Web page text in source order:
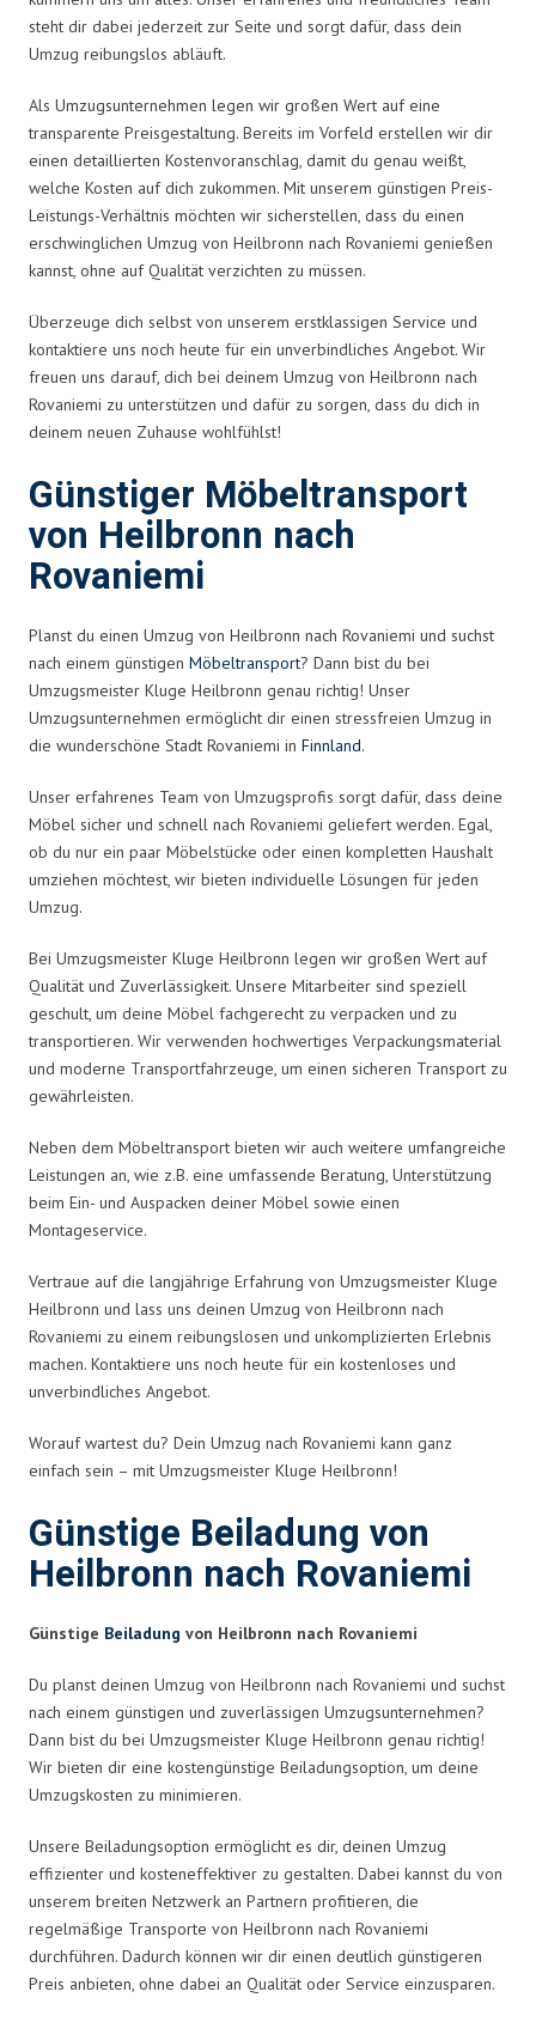
steht dir dabei jederzeit zur Seite und sorgt dafür, dass dein
Umzug reibungslos abläuft.
Als Umzugsunternehmen legen wir großen Wert auf eine
transparente Preisgestaltung. Bereits im Vorfeld erstellen wir dir
einen detaillierten Kostenvoranschlag, damit du genau weißt,
welche Kosten auf dich zukommen. Mit unserem günstigen Preis-
Leistungs-Verhältnis möchten wir sicherstellen, dass du einen
erschwinglichen Umzug von Heilbronn nach Rovaniemi genießen
kannst, ohne auf Qualität verzichten zu müssen.
Überzeuge dich selbst von unserem erstklassigen Service und
kontaktiere uns noch heute für ein unverbindliches Angebot. Wir
freuen uns darauf, dich bei deinem Umzug von Heilbronn nach
Rovaniemi zu unterstützen und dafür zu sorgen, dass du dich in
deinem neuen Zuhause wohlfühlst!
Günstiger Möbeltransport
von Heilbronn nach
Rovaniemi
Planst du einen Umzug von Heilbronn nach Rovaniemi und suchst
nach einem günstigen Möbeltransport? Dann bist du bei
Umzugsmeister Kluge Heilbronn genau richtig! Unser
Umzugsunternehmen ermöglicht dir einen stressfreien Umzug in
die wunderschöne Stadt Rovaniemi in Finnland.
Unser erfahrenes Team von Umzugsprofis sorgt dafür, dass deine
Möbel sicher und schnell nach Rovaniemi geliefert werden. Egal,
ob du nur ein paar Möbelstücke oder einen kompletten Haushalt
umziehen möchtest, wir bieten individuelle Lösungen für jeden
Umzug.
Bei Umzugsmeister Kluge Heilbronn legen wir großen Wert auf
Qualität und Zuverlässigkeit. Unsere Mitarbeiter sind speziell
geschult, um deine Möbel fachgerecht zu verpacken und zu
transportieren. Wir verwenden hochwertiges Verpackungsmaterial
und moderne Transportfahrzeuge, um einen sicheren Transport zu
gewährleisten.
Neben dem Möbeltransport bieten wir auch weitere umfangreiche
Leistungen an, wie z.B. eine umfassende Beratung, Unterstützung
beim Ein- und Auspacken deiner Möbel sowie einen
Montageservice.
Vertraue auf die langjährige Erfahrung von Umzugsmeister Kluge
Heilbronn und lass uns deinen Umzug von Heilbronn nach
Rovaniemi zu einem reibungslosen und unkomplizierten Erlebnis
machen. Kontaktiere uns noch heute für ein kostenloses und
unverbindliches Angebot.
Worauf wartest du? Dein Umzug nach Rovaniemi kann ganz
einfach sein – mit Umzugsmeister Kluge Heilbronn!
Günstige Beiladung von
Heilbronn nach Rovaniemi
Günstige Beiladung von Heilbronn nach Rovaniemi
Du planst deinen Umzug von Heilbronn nach Rovaniemi und suchst
nach einem günstigen und zuverlässigen Umzugsunternehmen?
Dann bist du bei Umzugsmeister Kluge Heilbronn genau richtig!
Wir bieten dir eine kostengünstige Beiladungsoption, um deine
Umzugskosten zu minimieren.
Unsere Beiladungsoption ermöglicht es dir, deinen Umzug
effizienter und kosteneffektiver zu gestalten. Dabei kannst du von
unserem breiten Netzwerk an Partnern profitieren, die
regelmäßige Transporte von Heilbronn nach Rovaniemi
durchführen. Dadurch können wir dir einen deutlich günstigeren
Preis anbieten, ohne dabei an Qualität oder Service einzusparen.